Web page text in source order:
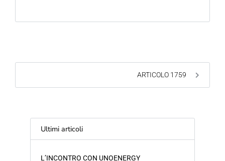
ARTICOLO 1759
Ultimi articoli
L’INCONTRO CON UNOENERGY